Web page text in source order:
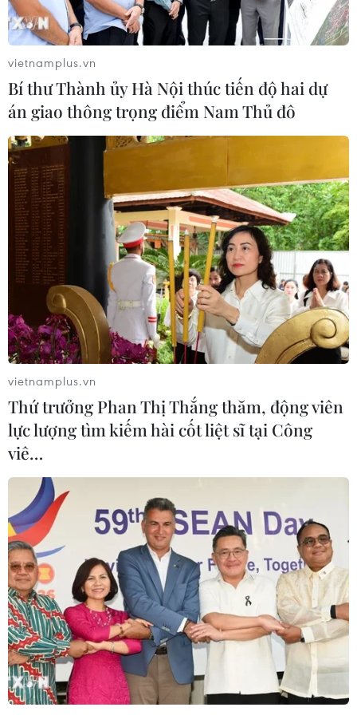
có thể bị loại
07/08/2026 02:29
Lịch thi đấu ASEAN Cup 2026 ngày
7/8: Việt Nam hướng đến ngôi đầu
07/08/2026 00:07
Công Phượng gặp thử thách lớn
trong ngày tái xuất V-League 2026/27
06/08/2026 11:49
Nhận định Việt Nam vs
Campuchia: Vì sao thầy trò HLV Kim
Sang-sik cần giành ngôi đầu bảng?
06/08/2026 11:05
Nhận định Việt Nam vs Campuchia:
'Phù thủy Kim' sẽ xoay tua toan tính
đường dài?
06/08/2026 08:25
HLV Kim Sang-sik: 'Tuyển Việt Nam
hướng tới chiến thắng để giữ ngôi
đầu bảng'
06/08/2026 07:25
Chủ tịch Liên đoàn Bóng đá thế giới
chịu sức ép chưa từng có
vietnamplus.vn
Bí thư Thành ủy Hà Nội thúc tiến độ hai dự
án giao thông trọng điểm Nam Thủ đô
vietnamplus.vn
Thứ trưởng Phan Thị Thắng thăm, động viên
lực lượng tìm kiếm hài cốt liệt sĩ tại Công
viê…